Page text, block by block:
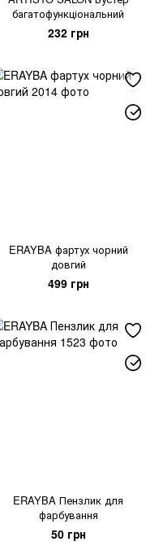
багатофункціональний
232 грн
ERAYBA фартух чорний
довгий
499 грн
ERAYBA Пензлик для
фарбування
50 грн